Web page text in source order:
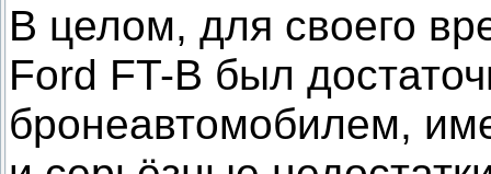
В целом, для своего
Ford FT-B был
бронеавтомобилем,